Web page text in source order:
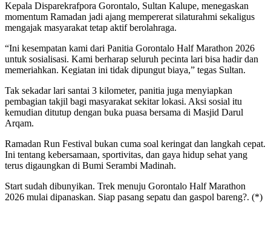
Kepala Disparekrafpora Gorontalo, Sultan Kalupe, menegaskan
momentum Ramadan jadi ajang mempererat silaturahmi sekaligus
mengajak masyarakat tetap aktif berolahraga.
“Ini kesempatan kami dari Panitia Gorontalo Half Marathon 2026
untuk sosialisasi. Kami berharap seluruh pecinta lari bisa hadir dan
memeriahkan. Kegiatan ini tidak dipungut biaya,” tegas Sultan.
Tak sekadar lari santai 3 kilometer, panitia juga menyiapkan
pembagian takjil bagi masyarakat sekitar lokasi. Aksi sosial itu
kemudian ditutup dengan buka puasa bersama di Masjid Darul
Arqam.
Ramadan Run Festival bukan cuma soal keringat dan langkah cepat.
Ini tentang kebersamaan, sportivitas, dan gaya hidup sehat yang
terus digaungkan di Bumi Serambi Madinah.
Start sudah dibunyikan. Trek menuju Gorontalo Half Marathon
2026 mulai dipanaskan. Siap pasang sepatu dan gaspol bareng?. (*)